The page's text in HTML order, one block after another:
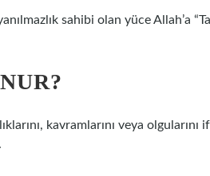
sahibi olan yüce Allah’a
kavramlarını veya olgularını